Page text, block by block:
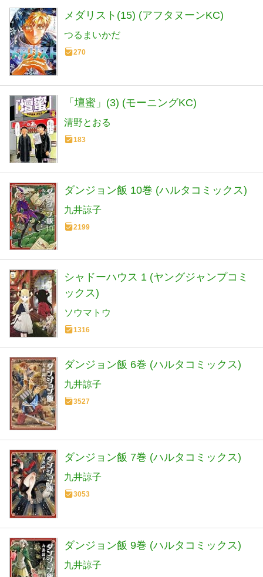
メダリスト(15) (アフタヌーンKC)
つるまいかだ
270
「壇蜜」(3) (モーニングKC)
清野とおる
183
ダンジョン飯 10巻 (ハルタコミックス)
九井諒子
2199
シャドーハウス 1 (ヤングジャンプコミ
ックス)
ソウマトウ
1316
ダンジョン飯 6巻 (ハルタコミックス)
九井諒子
3527
ダンジョン飯 7巻 (ハルタコミックス)
九井諒子
3053
ダンジョン飯 9巻 (ハルタコミックス)
九井諒子